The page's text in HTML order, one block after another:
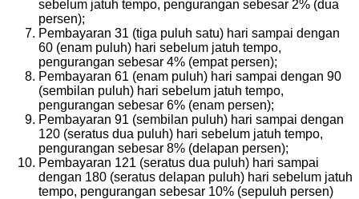
sebelum jatuh tempo, pengurangan sebesar 2% (dua
persen);
Pembayaran 31 (tiga puluh satu) hari sampai dengan
60 (enam puluh) hari sebelum jatuh tempo,
pengurangan sebesar 4% (empat persen);
Pembayaran 61 (enam puluh) hari sampai dengan 90
(sembilan puluh) hari sebelum jatuh tempo,
pengurangan sebesar 6% (enam persen);
Pembayaran 91 (sembilan puluh) hari sampai dengan
120 (seratus dua puluh) hari sebelum jatuh tempo,
pengurangan sebesar 8% (delapan persen);
Pembayaran 121 (seratus dua puluh) hari sampai
dengan 180 (seratus delapan puluh) hari sebelum jatuh
tempo, pengurangan sebesar 10% (sepuluh persen)